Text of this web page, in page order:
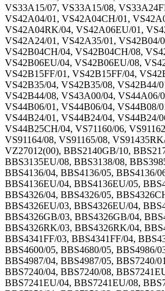
VS33A15/07, VS33A15/08,
VS42A04/01, VS42A04CH/01,
VS42A04RK/04, VS42A06EU/01,
VS42A24/01, VS42A35/01, VS42B04/
VS42B04CH/04, VS42B04CH/08,
VS42B06EU/04, VS42B06EU/08,
VS42B15FF/01, VS42B15FF/04,
VS42B35/04, VS42B35/08, VS42B44/
VS42B44/08, VS43A00/04, VS44A06/
VS44B06/01, VS44B06/04, VS44B08/
VS44B24/01, VS44B24/04, VS44B24/
VS44B25CH/04, VS71160/06,
VS91164/08, VS91165/08,
VZ27012(00), BBS2140GB/10,
BBS3135EU/08, BBS3138/08,
BBS4136/04, BBS4136/05, BBS4136/
BBS4136EU/04, BBS4136EU/05,
BBS4326/04, BBS4326/05,
BBS4326EU/03, BBS4326EU/04,
BBS4326GB/03, BBS4326GB/04,
BBS4326RK/03, BBS4326RK/04,
BBS4341FF/03, BBS4341FF/04,
BBS4600/05, BBS4680/05, BBS4986/
BBS4987/04, BBS4987/05, BBS7240/
BBS7240/04, BBS7240/08,
BBS7241EU/04, BBS7241EU/08,